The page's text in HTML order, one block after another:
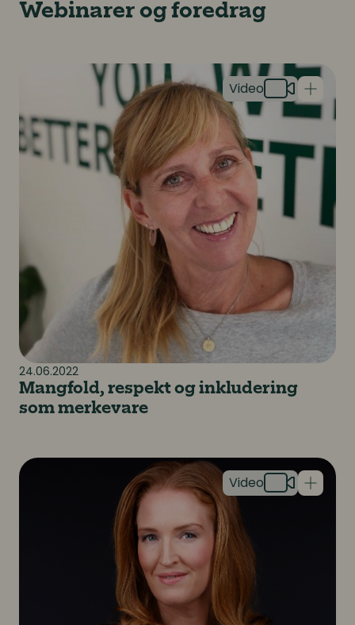
Webinarer og foredrag
24.06.2022
Mangfold, respekt og inkludering
som merkevare
Mangfold, respekt og inkludering som merkevare
Mangfold og inkludering i et globalt selskap